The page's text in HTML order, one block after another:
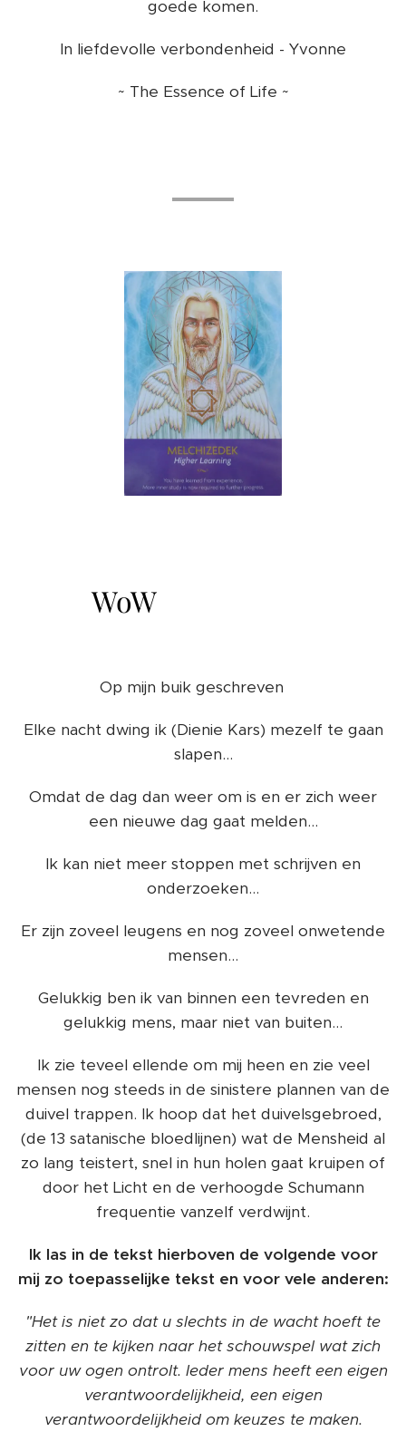
goede komen.
In liefdevolle verbondenheid - Yvonne
~ The Essence of Life ~
WoW 🌈❤️ 🙏🍀
Op mijn buik geschreven 🙏
Elke nacht dwing ik (Dienie Kars) mezelf te gaan
slapen...
Omdat de dag dan weer om is en er zich weer
een nieuwe dag gaat melden...
Ik kan niet meer stoppen met schrijven en
onderzoeken...
Er zijn zoveel leugens en nog zoveel onwetende
mensen...
Gelukkig ben ik van binnen een tevreden en
gelukkig mens, maar niet van buiten...
Ik zie teveel ellende om mij heen en zie veel
mensen nog steeds in de sinistere plannen van de
duivel trappen. Ik hoop dat het duivelsgebroed,
(de 13 satanische bloedlijnen) wat de Mensheid al
zo lang teistert, snel in hun holen gaat kruipen of
door het Licht en de verhoogde Schumann
frequentie vanzelf verdwijnt.
Ik las in de tekst hierboven de volgende voor
mij zo toepasselijke tekst en voor vele anderen:
"Het is niet zo dat u slechts in de wacht hoeft te
zitten en te kijken naar het schouwspel wat zich
voor uw ogen ontrolt. Ieder mens heeft een eigen
verantwoordelijkheid, een eigen
verantwoordelijkheid om keuzes te maken.